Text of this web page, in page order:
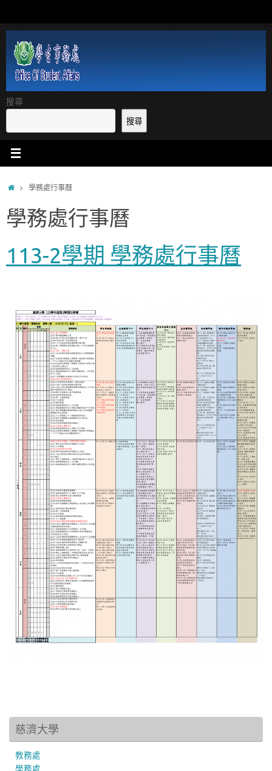
content
搜尋
搜尋
Home學務處行事曆
學務處行事曆
113-2學期 學務處行事曆
慈濟大學
教務處